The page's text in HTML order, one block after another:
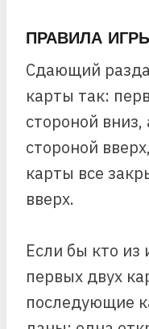
ПРАВИЛА
Сдающий
карты так:
стороной
стороной
карты все
вверх.
Если бы кто из
первых двух
последующие